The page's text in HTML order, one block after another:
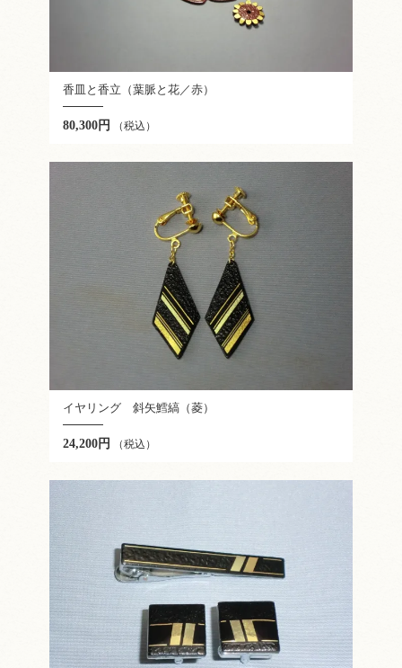
香皿と香立（葉脈と花／赤）
80,300円 （税込）
イヤリング 斜矢鱈縞（菱）
24,200円 （税込）